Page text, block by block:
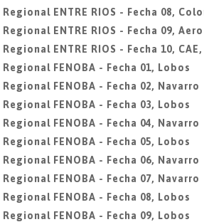
Regional ENTRE RIOS - Fecha 08,
Regional ENTRE RIOS - Fecha 09,
Regional ENTRE RIOS - Fecha 10,
Regional FENOBA - Fecha 01, Lobos
Regional FENOBA - Fecha 02, Navarro
Regional FENOBA - Fecha 03, Lobos
Regional FENOBA - Fecha 04, Navarro
Regional FENOBA - Fecha 05, Lobos
Regional FENOBA - Fecha 06, Navarro
Regional FENOBA - Fecha 07, Navarro
Regional FENOBA - Fecha 08, Lobos
Regional FENOBA - Fecha 09, Lobos